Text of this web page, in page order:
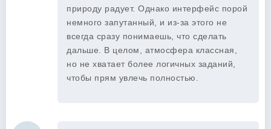
природу радует. Однако интерфейс порой
немного запутанный, и из-за этого не
всегда сразу понимаешь, что сделать
дальше. В целом, атмосфера классная,
но не хватает более логичных заданий,
чтобы прям увлечь полностью.